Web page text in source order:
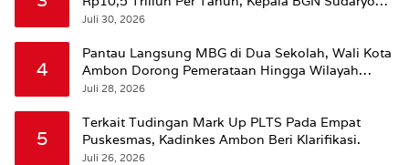
Beri Penjelasan
Juli 30, 2026
4
Pantau Langsung MBG di Dua Sekolah, Wali Kota
Ambon Dorong Pemerataan Hingga Wilayah
Leitimur Selatan
Juli 28, 2026
5
Terkait Tudingan Mark Up PLTS Pada Empat
Puskesmas, Kadinkes Ambon Beri Klarifikasi.
Juli 26, 2026